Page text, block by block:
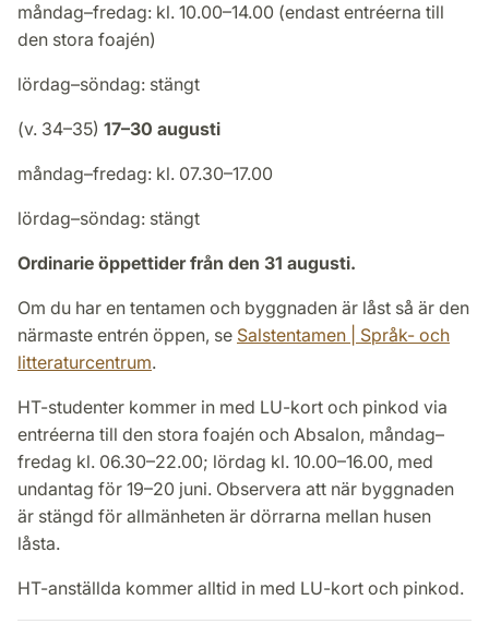
måndag–fredag: kl. 10.00–14.00 (endast entréerna till
den stora foajén)
lördag–söndag: stängt
(v. 34–35) 17–30 augusti
måndag–fredag: kl. 07.30–17.00
lördag–söndag: stängt
Ordinarie öppettider från den 31 augusti.
Om du har en tentamen och byggnaden är låst så är den
närmaste entrén öppen, se Salstentamen | Språk- och
litteraturcentrum.
HT-studenter kommer in med LU-kort och pinkod via
entréerna till den stora foajén och Absalon, måndag–
fredag kl. 06.30–22.00; lördag kl. 10.00–16.00, med
undantag för 19–20 juni. Observera att när byggnaden
är stängd för allmänheten är dörrarna mellan husen
låsta.
HT-anställda kommer alltid in med LU-kort och pinkod.